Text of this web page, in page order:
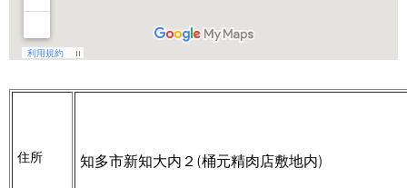
住所 知多市新知大内２(桶元精肉店敷地内)